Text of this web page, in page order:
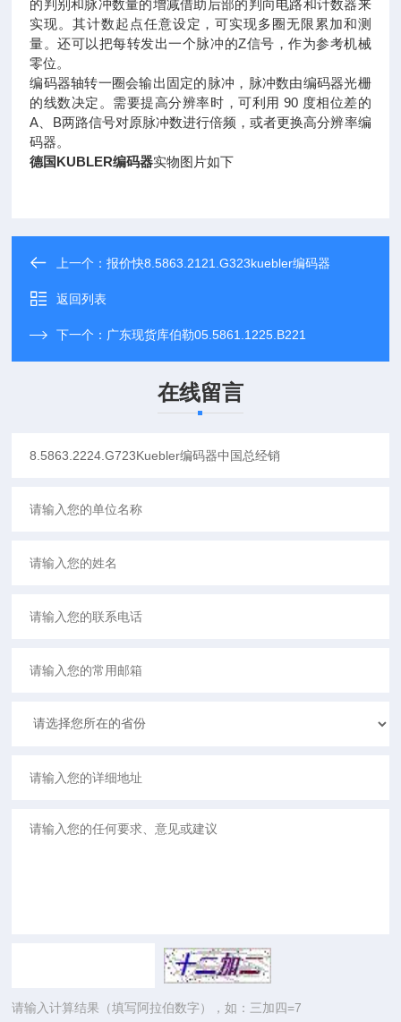
的判别和脉冲数量的增减借助后部的判向电路和计数器来
实现。其计数起点任意设定，可实现多圈无限累加和测
量。还可以把每转发出一个脉冲的Z信号，作为参考机械
零位。
编码器轴转一圈会输出固定的脉冲，脉冲数由编码器光栅
的线数决定。需要提高分辨率时，可利用 90 度相位差的
A、B两路信号对原脉冲数进行倍频，或者更换高分辨率编
码器。
德国KUBLER编码器实物图片如下
上一个：报价快8.5863.2121.G323kuebler编码器
返回列表
下一个： 广东现货库伯勒05.5861.1225.B221
在线留言
请输入计算结果（填写阿拉伯数字），如：三加四=7